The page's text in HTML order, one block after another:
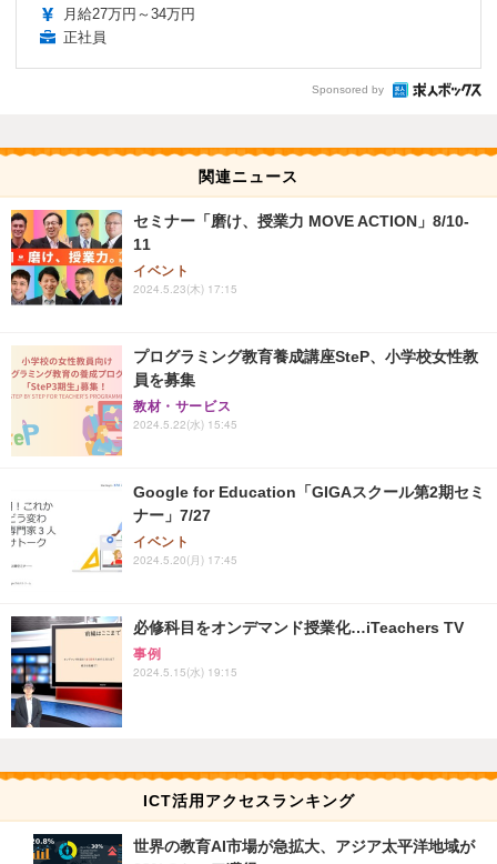
月給27万円～34万円
正社員
Sponsored by
関連ニュース
セミナー「磨け、授業力 MOVE ACTION」8/10-
11
イベント
2024.5.23(木) 17:15
プログラミング教育養成講座SteP、小学校女性教
員を募集
教材・サービス
2024.5.22(水) 15:45
Google for Education「GIGAスクール第2期セミ
ナー」7/27
イベント
2024.5.20(月) 17:45
必修科目をオンデマンド授業化…iTeachers TV
事例
2024.5.15(水) 19:15
ICT活用アクセスランキング
世界の教育AI市場が急拡大、アジア太平洋地域が